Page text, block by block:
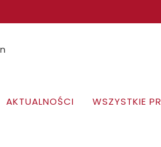
AKTUALNOŚCI WSZYSTKIE